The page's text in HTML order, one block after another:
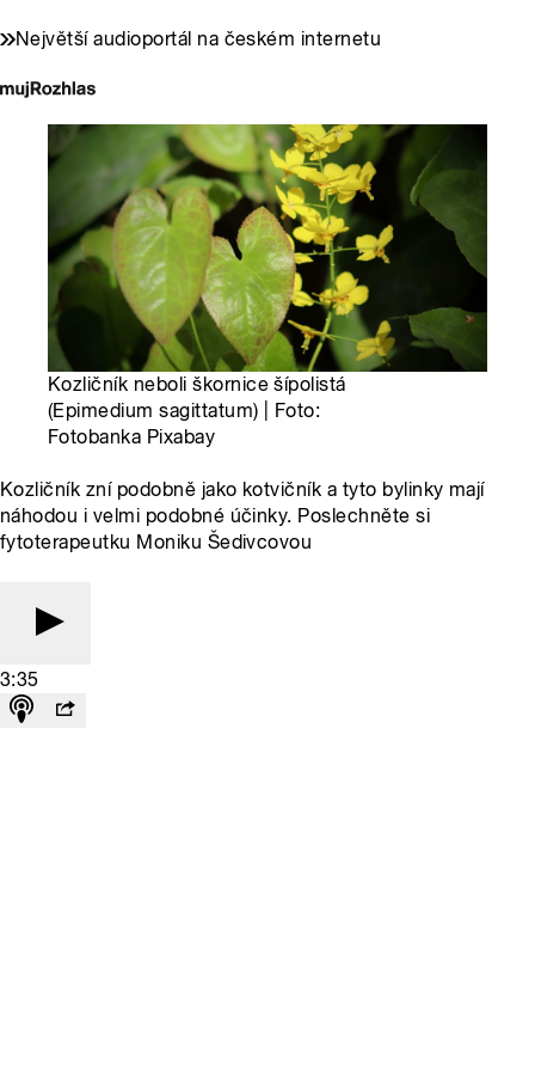
Největší audioportál na českém internetu
Kozličník neboli škornice šípolistá
(Epimedium sagittatum) | Foto:
Fotobanka Pixabay
Kozličník zní podobně jako kotvičník a tyto bylinky mají
náhodou i velmi podobné účinky. Poslechněte si
fytoterapeutku Moniku Šedivcovou
3:35